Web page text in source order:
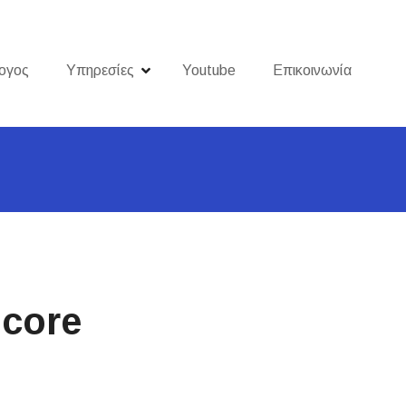
Υπηρεσίες Youtube Επικοινωνία